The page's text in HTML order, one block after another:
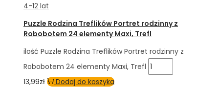
4-12 lat
Puzzle Rodzina Treflików Portret rodzinny z
Robobotem 24 elementy Maxi, Trefl
ilość Puzzle Rodzina Treflików Portret rodzinny z
Robobotem 24 elementy Maxi, Trefl
13,99zł
Dodaj do koszyka